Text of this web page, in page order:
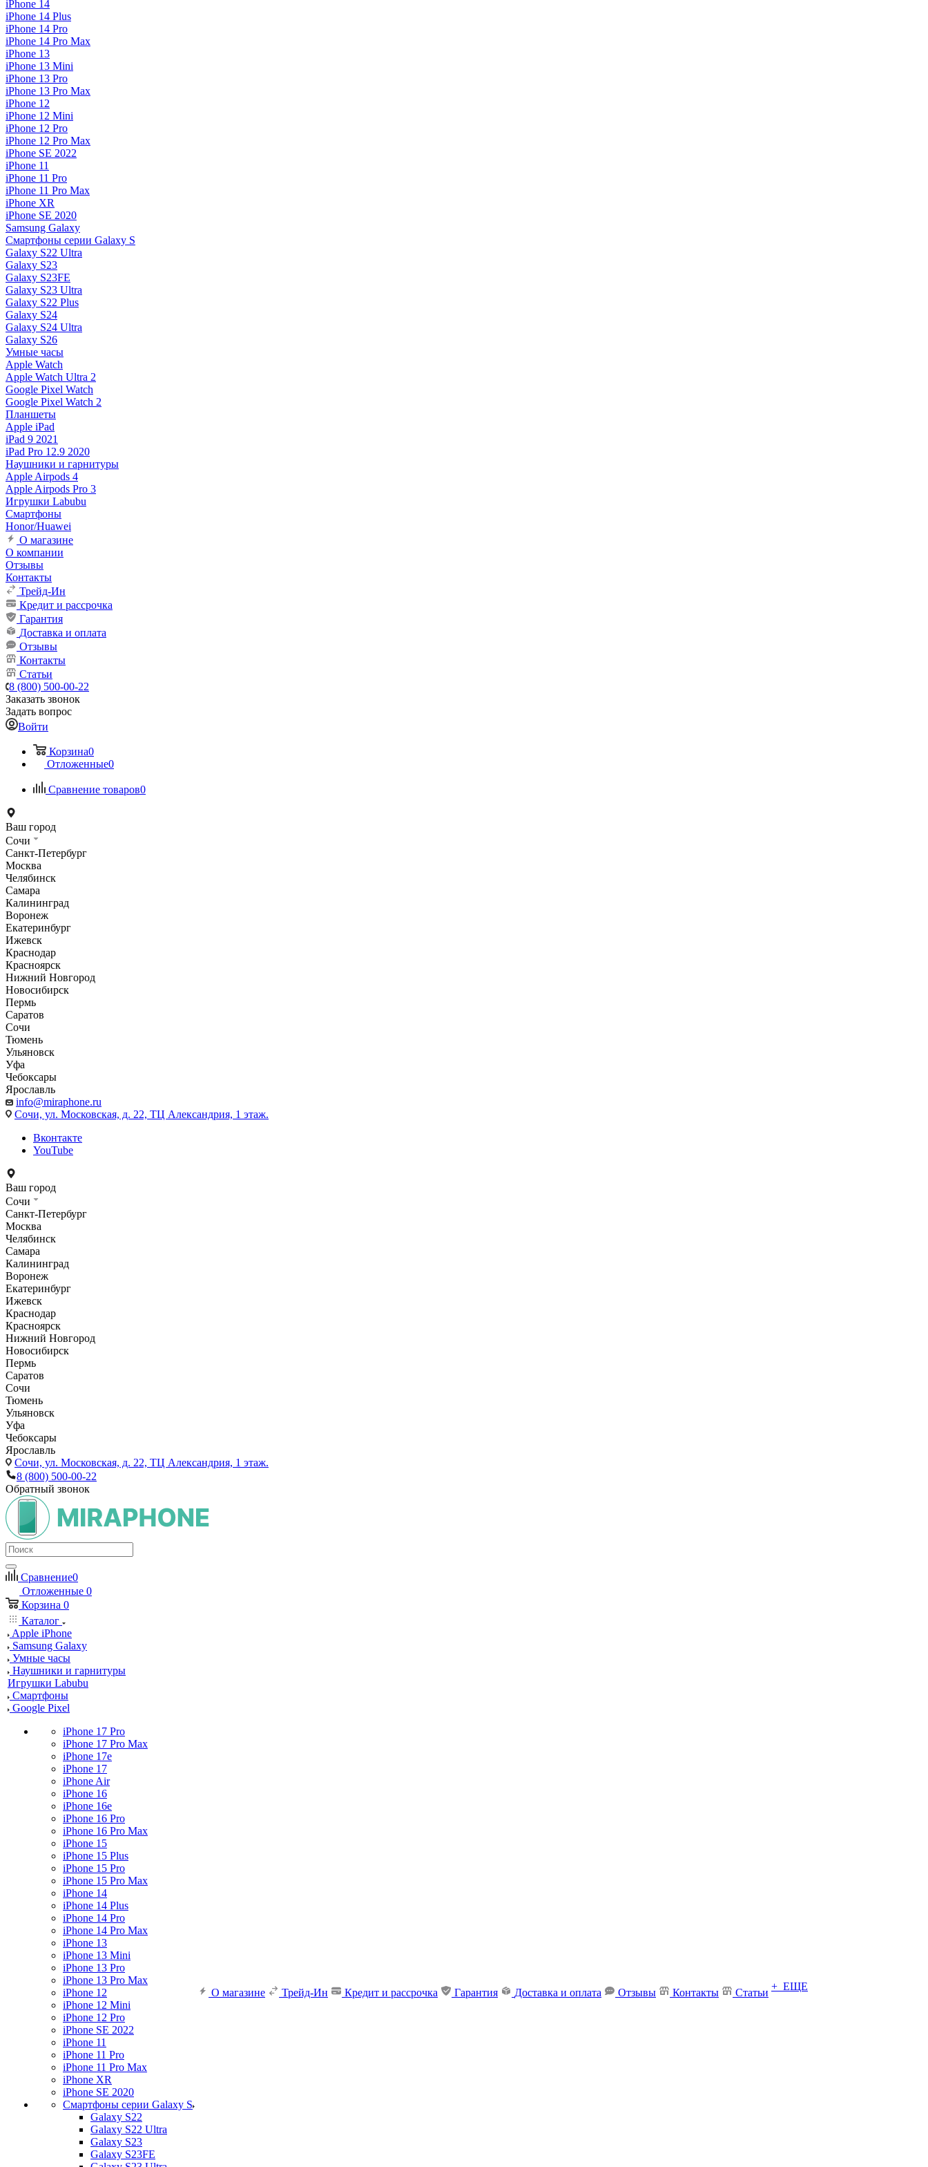
iPhone 14
iPhone 14 Plus
iPhone 14 Pro
iPhone 14 Pro Max
iPhone 13
iPhone 13 Mini
iPhone 13 Pro
iPhone 13 Pro Max
iPhone 12
iPhone 12 Mini
iPhone 12 Pro
iPhone 12 Pro Max
iPhone SE 2022
iPhone 11
iPhone 11 Pro
iPhone 11 Pro Max
iPhone XR
iPhone SE 2020
Samsung Galaxy
Смартфоны серии Galaxy S
Galaxy S22 Ultra
Galaxy S23
Galaxy S23FE
Galaxy S23 Ultra
Galaxy S22 Plus
Galaxy S24
Galaxy S24 Ultra
Galaxy S26
Умные часы
Apple Watch
Apple Watch Ultra 2
Google Pixel Watch
Google Pixel Watch 2
Планшеты
Apple iPad
iPad 9 2021
iPad Pro 12.9 2020
Наушники и гарнитуры
Apple Airpods 4
Apple Airpods Pro 3
Игрушки Labubu
Смартфоны
Honor/Huawei
О магазине
О компании
Отзывы
Контакты
Трейд-Ин
Кредит и рассрочка
Гарантия
Доставка и оплата
Отзывы
Контакты
Статьи
8 (800) 500-00-22
Заказать звонок
Задать вопрос
Войти
Корзина0
Отложенные0
Сравнение товаров0
Ваш город
Сочи
Санкт-Петербург
Москва
Челябинск
Самара
Калининград
Воронеж
Екатеринбург
Ижевск
Краснодар
Красноярск
Нижний Новгород
Новосибирск
Пермь
Саратов
Сочи
Тюмень
Ульяновск
Уфа
Чебоксары
Ярославль
info@miraphone.ru
Сочи, ул. Московская, д. 22, ТЦ Александрия, 1 этаж.
Вконтакте
YouTube
Ваш город
Сочи
Санкт-Петербург
Москва
Челябинск
Самара
Калининград
Воронеж
Екатеринбург
Ижевск
Краснодар
Красноярск
Нижний Новгород
Новосибирск
Пермь
Саратов
Сочи
Тюмень
Ульяновск
Уфа
Чебоксары
Ярославль
Сочи, ул. Московская, д. 22, ТЦ Александрия, 1 этаж.
8 (800) 500-00-22
Обратный звонок
Сравнение0
Отложенные 0
Корзина 0
Каталог
Apple iPhone
Samsung Galaxy
Умные часы
Наушники и гарнитуры
Игрушки Labubu
Смартфоны
Google Pixel
iPhone 17 Pro
iPhone 17 Pro Max
iPhone 17e
iPhone 17
iPhone Air
iPhone 16
iPhone 16e
iPhone 16 Pro
iPhone 16 Pro Max
iPhone 15
iPhone 15 Plus
iPhone 15 Pro
iPhone 15 Pro Max
iPhone 14
iPhone 14 Plus
iPhone 14 Pro
iPhone 14 Pro Max
iPhone 13
iPhone 13 Mini
iPhone 13 Pro
iPhone 13 Pro Max
iPhone 12
iPhone 12 Mini
iPhone 12 Pro
iPhone SE 2022
iPhone 11
iPhone 11 Pro
iPhone 11 Pro Max
iPhone XR
iPhone SE 2020
Смартфоны серии Galaxy S
Galaxy S22
Galaxy S22 Ultra
Galaxy S23
Galaxy S23FE
О магазине Трейд-Ин Кредит и рассрочка Гарантия Доставка и оплата Отзывы Контакты Статьи
+ ЕЩЕ